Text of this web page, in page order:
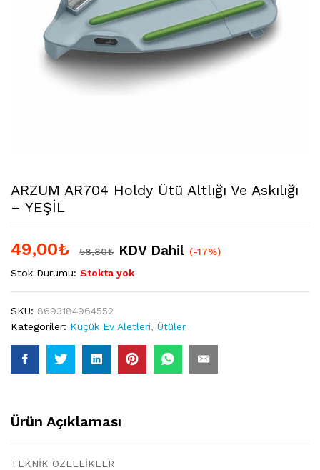
ARZUM AR704 Holdy Ütü Altlığı Ve Askılığı
– YEŞİL
49,00₺ 58,80₺ KDV Dahil (-17%)
Stok Durumu: Stokta yok
SKU: 8693184964552
Kategoriler: Küçük Ev Aletleri, Ütüler
Ürün Açıklaması
TEKNİK ÖZELLİKLER